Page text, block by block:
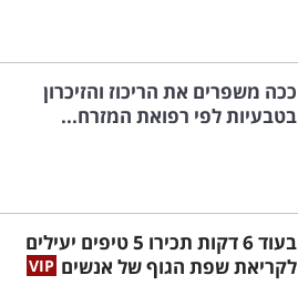
ככה משפרים את הריכוז והזיכרון
בטבעיות לפי רפואת המזרח...
בעוד 6 דקות תכירו 5 טיפים יעילים
לקריאת שפת הגוף של אנשים